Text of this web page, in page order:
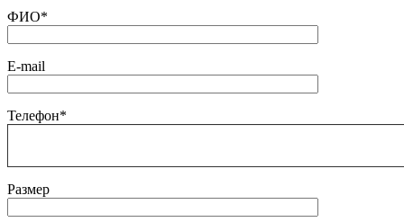
ФИО*
E-mail
Телефон*
Размер